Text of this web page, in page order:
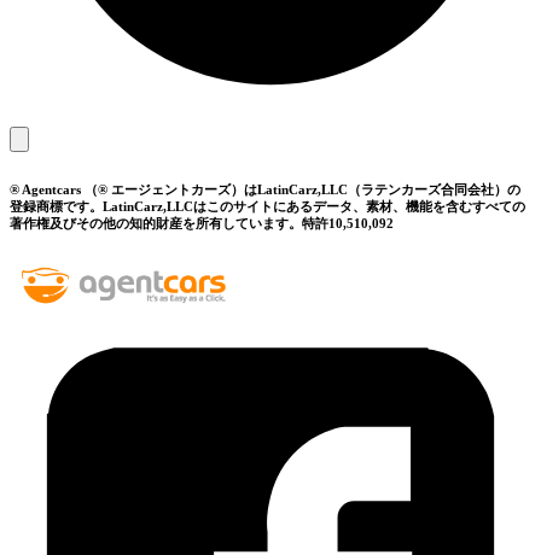
® Agentcars （® エージェントカーズ）はLatinCarz,LLC（ラテンカーズ合同会社）の
登録商標です。LatinCarz,LLCはこのサイトにあるデータ、素材、機能を含むすべての
著作権及びその他の知的財産を所有しています。特許10,510,092